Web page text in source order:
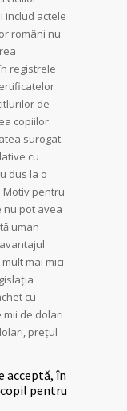
includ actele
români nu
registrele
de
copiilor.
surogat.
cu
dus la o
Motiv pentru
nu pot avea
uman
mai mici
cu
mii de dolari
prețul
acceptă, în
pentru